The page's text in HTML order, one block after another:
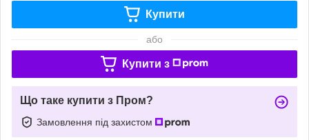
Купити
або
Купити з
Що таке купити з Пром?
Замовлення під захистом